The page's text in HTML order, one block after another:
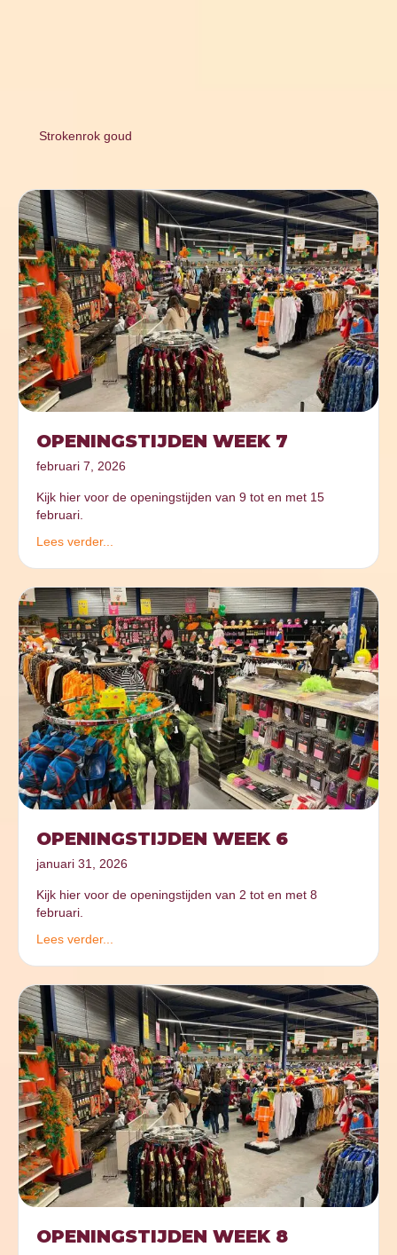
Strokenrok goud
OPENINGSTIJDEN WEEK 7
februari 7, 2026
Kijk hier voor de openingstijden van 9 tot en met 15
februari.
Lees verder...
OPENINGSTIJDEN WEEK 6
januari 31, 2026
Kijk hier voor de openingstijden van 2 tot en met 8
februari.
Lees verder...
OPENINGSTIJDEN WEEK 8